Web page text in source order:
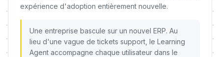
expérience d'adoption entièrement nouvelle.
Une entreprise bascule sur un nouvel ERP. Au
lieu d'une vague de tickets support, le Learning
Agent accompagne chaque utilisateur dans le